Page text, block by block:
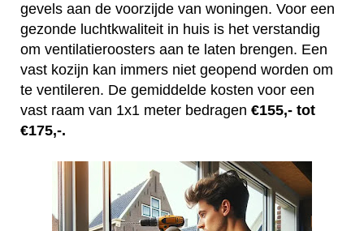
gevels aan de voorzijde van woningen. Voor een
gezonde luchtkwaliteit in huis is het verstandig
om ventilatieroosters aan te laten brengen. Een
vast kozijn kan immers niet geopend worden om
te ventileren. De gemiddelde kosten voor een
vast raam van 1x1 meter bedragen €155,- tot
€175,-.